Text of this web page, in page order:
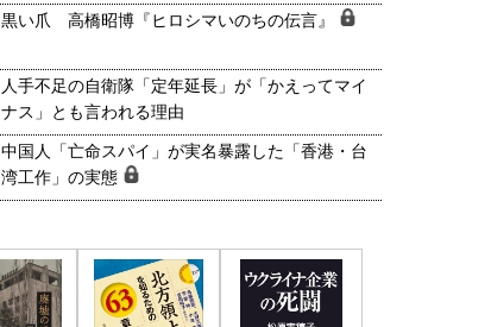
黒い爪 高橋昭博『ヒロシマいのちの伝言』
人手不足の自衛隊「定年延長」が「かえってマイ
ナス」とも言われる理由
中国人「亡命スパイ」が実名暴露した「香港・台
湾工作」の実態